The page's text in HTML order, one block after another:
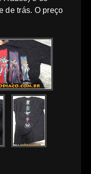
de trás. O preço